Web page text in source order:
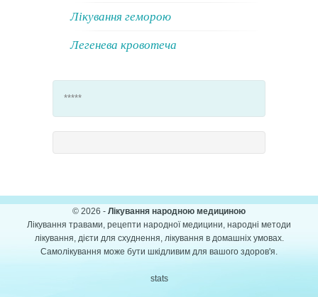
Лікування геморою
Легенева кровотеча
*****
© 2026 - Лікування народною медициною
Лікування травами, рецепти народної медицини, народні методи
лікування, дієти для схуднення, лікування в домашніх умовах.
Самолікування може бути шкідливим для вашого здоров'я.
stats